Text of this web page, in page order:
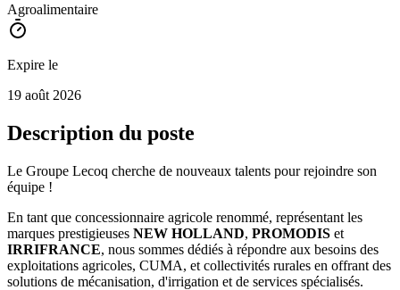
Agroalimentaire
Expire le
19 août 2026
Description du poste
Le Groupe Lecoq cherche de nouveaux talents pour rejoindre son
équipe !
En tant que concessionnaire agricole renommé, représentant les
marques prestigieuses NEW HOLLAND, PROMODIS et
IRRIFRANCE, nous sommes dédiés à répondre aux besoins des
exploitations agricoles, CUMA, et collectivités rurales en offrant des
solutions de mécanisation, d'irrigation et de services spécialisés.